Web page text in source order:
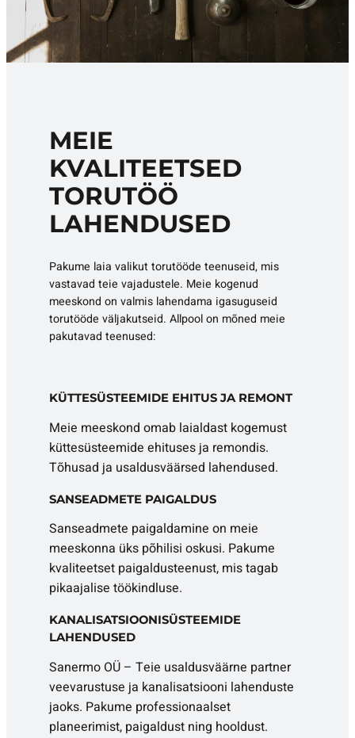
MEIE
KVALITEETSED
TORUTÖÖ
LAHENDUSED
Pakume laia valikut torutööde teenuseid, mis
vastavad teie vajadustele. Meie kogenud
meeskond on valmis lahendama igasuguseid
torutööde väljakutseid. Allpool on mõned meie
pakutavad teenused:
KÜTTESÜSTEEMIDE EHITUS JA REMONT
Meie meeskond omab laialdast kogemust
küttesüsteemide ehituses ja remondis.
Tõhusad ja usaldusväärsed lahendused.
SANSEADMETE PAIGALDUS
Sanseadmete paigaldamine on meie
meeskonna üks põhilisi oskusi. Pakume
kvaliteetset paigaldusteenust, mis tagab
pikaajalise töökindluse.
KANALISATSIOONISÜSTEEMIDE
LAHENDUSED
Sanermo OÜ – Teie usaldusväärne partner
veevarustuse ja kanalisatsiooni lahenduste
jaoks. Pakume professionaalset
planeerimist, paigaldust ning hooldust.